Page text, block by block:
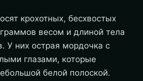
крохотных, бесхвостых
весом и длиной тела
У них острая мордочка с
глазами, которые
белой полоской.